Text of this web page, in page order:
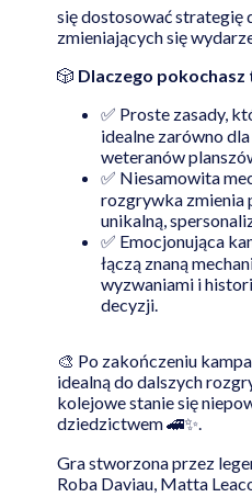
się dostosować strategię
zmieniających się
🎲 Dlaczego pokochasz
✅ Proste zasady,
idealne zarówno
weteranów
✅ Niesamowita
rozgrywka zmienia
unikalną,
✅ Emocjonująca
łączą znaną
wyzwaniami i
decyzji.
🎨 Po zakończeniu
idealną do dalszych
kolejowe stanie się
dziedzictwem 🚄✨.
Gra stworzona przez
Roba Daviau, Matta